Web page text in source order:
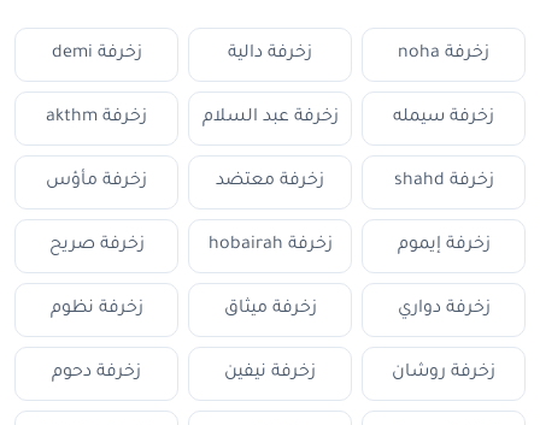
زخرفة noha زخرفة دالية زخرفة demi
زخرفة سيمله زخرفة عبد السلام زخرفة akthm
زخرفة shahd زخرفة معتضد زخرفة مأؤس
زخرفة إيموم زخرفة hobairah زخرفة صريح
زخرفة دواري زخرفة ميثاق زخرفة نظوم
زخرفة روشان زخرفة نيفين زخرفة دحوم